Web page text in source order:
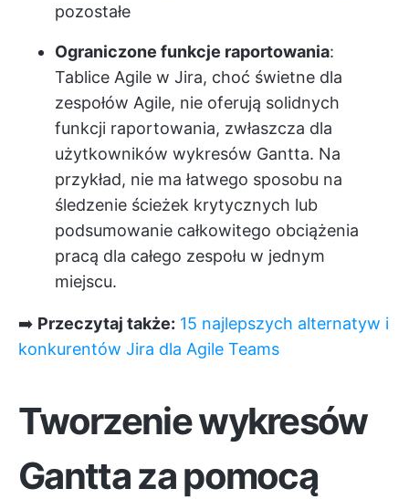
pozostałe
Ograniczone funkcje raportowania:
Tablice Agile w Jira, choć świetne dla
zespołów Agile, nie oferują solidnych
funkcji raportowania, zwłaszcza dla
użytkowników wykresów Gantta. Na
przykład, nie ma łatwego sposobu na
śledzenie ścieżek krytycznych lub
podsumowanie całkowitego obciążenia
pracą dla całego zespołu w jednym
miejscu.
➡️ Przeczytaj także: 15 najlepszych alternatyw i
konkurentów Jira dla Agile Teams
Tworzenie wykresów
Gantta za pomocą